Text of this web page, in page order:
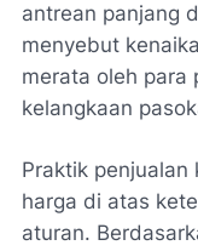
antrean panjang
menyebut
merata oleh para
kelangkaan
Praktik penjualan
harga di atas
aturan.